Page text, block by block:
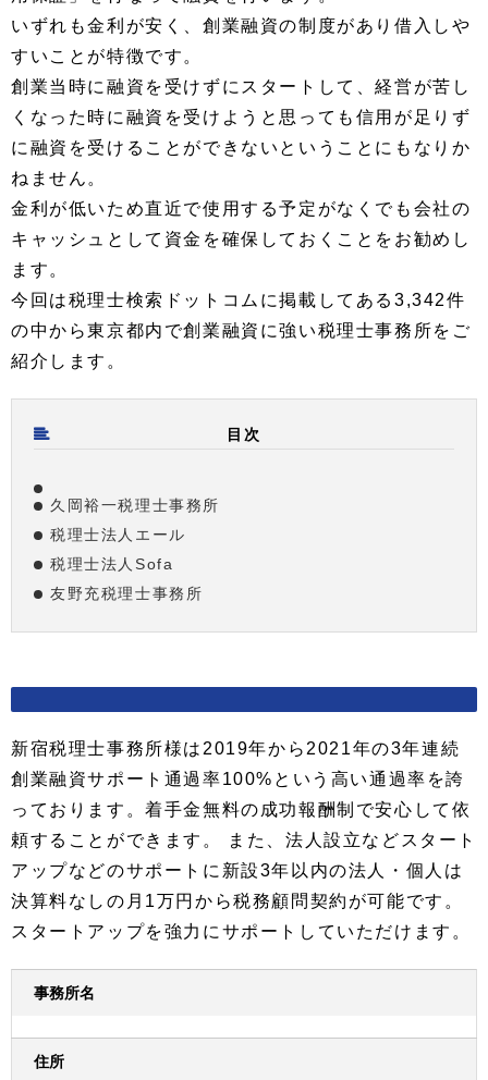
いずれも金利が安く、創業融資の制度があり借入しや
すいことが特徴です。
創業当時に融資を受けずにスタートして、経営が苦し
くなった時に融資を受けようと思っても信用が足りず
に融資を受けることができないということにもなりか
ねません。
金利が低いため直近で使用する予定がなくでも会社の
キャッシュとして資金を確保しておくことをお勧めし
ます。
今回は税理士検索ドットコムに掲載してある3,342件
の中から東京都内で創業融資に強い税理士事務所をご
紹介します。
目次
久岡裕一税理士事務所
税理士法人エール
税理士法人Sofa
友野充税理士事務所
新宿税理士事務所様は2019年から2021年の3年連続
創業融資サポート通過率100%という高い通過率を誇
っております。着手金無料の成功報酬制で安心して依
頼することができます。 また、法人設立などスタート
アップなどのサポートに新設3年以内の法人・個人は
決算料なしの月1万円から税務顧問契約が可能です。
スタートアップを強力にサポートしていただけます。
事務所名
住所